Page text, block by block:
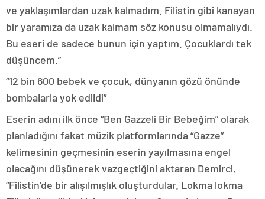
ve yaklaşımlardan uzak kalmadım. Filistin gibi kanayan
bir yaramıza da uzak kalmam söz konusu olmamalıydı.
Bu eseri de sadece bunun için yaptım. Çocuklardı tek
düşüncem.”
“12 bin 600 bebek ve çocuk, dünyanın gözü önünde
bombalarla yok edildi”
Eserin adını ilk önce “Ben Gazzeli Bir Bebeğim” olarak
planladığını fakat müzik platformlarında “Gazze”
kelimesinin geçmesinin eserin yayılmasına engel
olacağını düşünerek vazgeçtiğini aktaran Demirci,
“Filistin’de bir alışılmışlık oluşturdular. Lokma lokma